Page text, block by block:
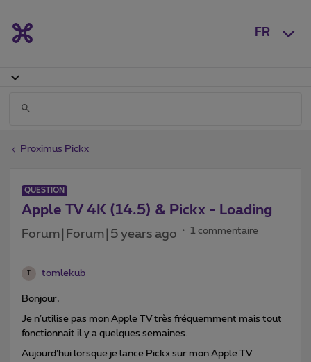
FR
Proximus Pickx
QUESTION
Apple TV 4K (14.5) & Pickx - Loading
Forum|Forum|5 years ago 1 commentaire
tomlekub
Bonjour,
Je n’utilise pas mon Apple TV très fréquemment mais tout
fonctionnait il y a quelques semaines.
Aujourd’hui lorsque je lance Pickx sur mon Apple TV